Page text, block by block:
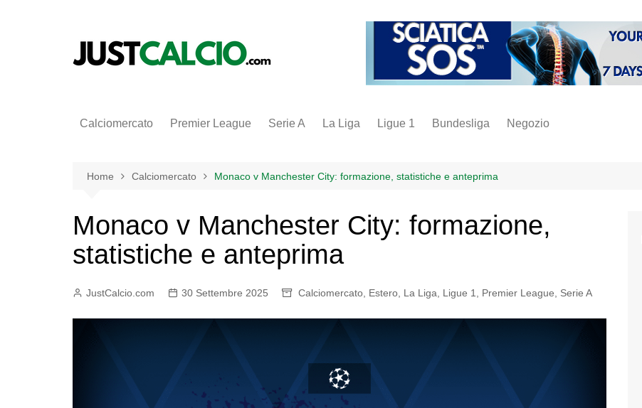
Calciomercato Premier League Serie A La Liga Ligue 1 Bundesliga Negozio
napoli
Home Calciomercato Monaco v Manchester City: formazione, statistiche e anteprima
Monaco v Manchester City: formazione,
statistiche e anteprima
JustCalcio.com 30 Settembre 2025 Calciomercato Estero La Liga Ligue 1 Premier League Serie A